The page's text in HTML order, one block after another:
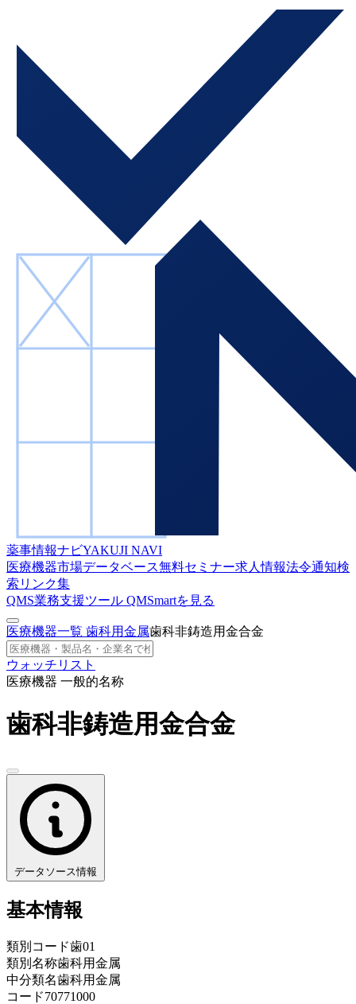
薬事情報ナビYAKUJI NAVI
医療機器市場データベース無料セミナー求人情報法令通知検
索 リンク集
QMS業務支援ツール QMSmartを見る
医療機器一覧 歯科用金属歯科非鋳造用金合金
ウォッチリスト
医療機器 一般的名称
歯科非鋳造用金合金
データソース情報
基本情報
類別コード歯01
類別名称歯科用金属
中分類名歯科用金属
コード70771000